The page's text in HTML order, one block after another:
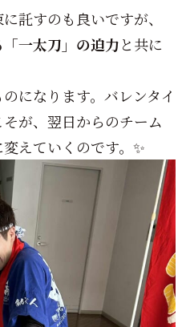
託すのも良いですが、
一太刀」の迫力と共に
になります。バレンタイ
が、翌日からのチーム
えていくのです。✨